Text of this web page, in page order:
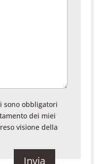
sono obbligatori
dei miei
visione della